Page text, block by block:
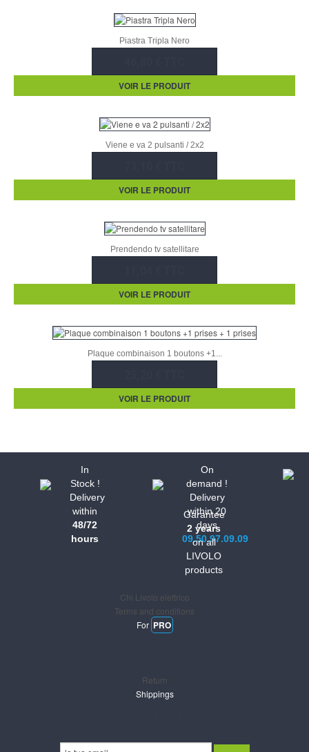
Piastra Tripla Nero
VOIR LE PRODUIT
Viene e va 2 pulsanti / 2x2
VOIR LE PRODUIT
Prendendo tv satellitare
VOIR LE PRODUIT
Plaque combinaison 1 boutons +1...
VOIR LE PRODUIT
In
Stock !
Delivery
within
48/72
hours
On
demand !
Delivery
within 20
days
09.50.97.09.09
Garantee
2 years
on all
LIVOLO
products
Chi Livolo elettrico
Terms and conditions
For PRO
Return
Shippings